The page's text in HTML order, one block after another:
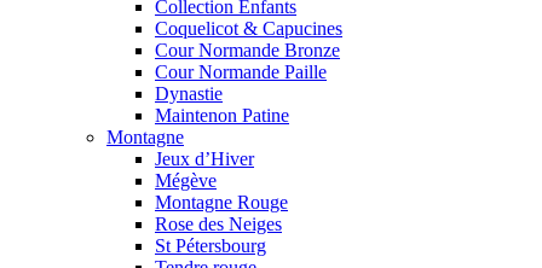
Collection Enfants
Coquelicot & Capucines
Cour Normande Bronze
Cour Normande Paille
Dynastie
Maintenon Patine
Montagne
Jeux d’Hiver
Mégève
Montagne Rouge
Rose des Neiges
St Pétersbourg